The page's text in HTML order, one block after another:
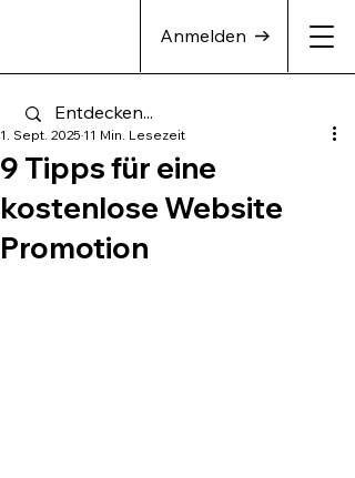
Anmelden
9 Tipps für eine
kostenlose Website
Promotion
1. Sept. 2025 11 Min. Lesezeit